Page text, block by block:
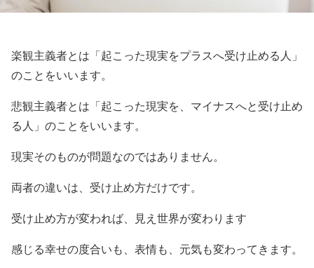
楽観主義者とは「起こった現実をプラスへ受け止める人」
のことをいいます。
悲観主義者とは「起こった現実を、マイナスへと受け止め
る人」のことをいいます。
現実そのものが問題なのではありません。
両者の違いは、受け止め方だけです。
受け止め方が変われば、見え世界が変わります
感じる幸せの度合いも、表情も、元気も変わってきます。